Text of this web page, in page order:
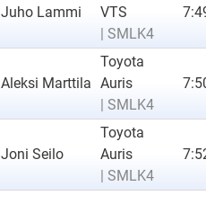
Juho Lammi
VTS
| SMLK4
Aleksi Marttila
Toyota
Auris
| SMLK4
Joni Seilo
Toyota
Auris
| SMLK4